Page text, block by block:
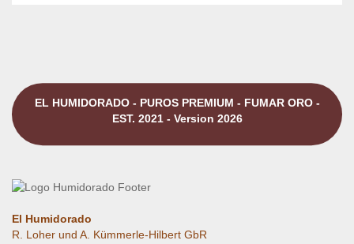
EL HUMIDORADO - PUROS PREMIUM - FUMAR ORO -
EST. 2021 - Version 2026
El Humidorado
R. Loher und A. Kümmerle-Hilbert GbR